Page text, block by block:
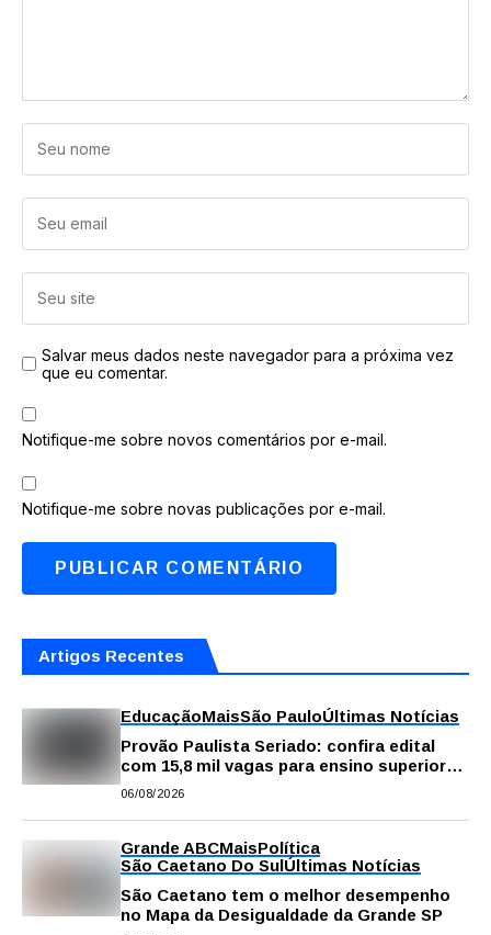
Salvar meus dados neste navegador para a próxima vez
que eu comentar.
Notifique-me sobre novos comentários por e-mail.
Notifique-me sobre novas publicações por e-mail.
Artigos Recentes
EducaçãoMaisSão PauloÚltimas Notícias
Provão Paulista Seriado: confira edital
com 15,8 mil vagas para ensino superior
público
06/08/2026
Grande ABCMaisPolítica
São Caetano Do SulÚltimas Notícias
São Caetano tem o melhor desempenho
no Mapa da Desigualdade da Grande SP